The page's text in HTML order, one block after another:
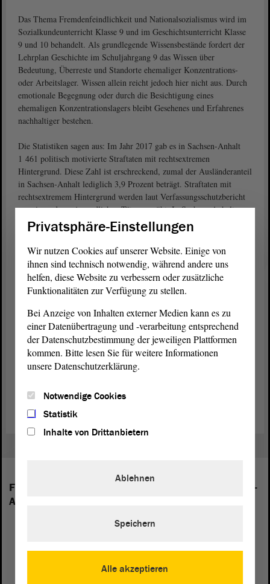
Das Thema Fremdenfeindlichkeit und Nationalsozialismus wird im
Sozialkundeunterricht Klasse 9 und im Geschichtsunterricht Klasse
9 und 10 behandelt. Als grundlegende Wissensbestände fordert der
Lehrplan Geschichte im Schuljahrgang 9 das Wissen über
Bedeutung, Überreste und Standorte ehemaliger Konzentrations-
oder Arbeitslager. Wissen allein reicht jedoch hier nicht aus. Durch
emotionale Begegnung oder durch die Besichtigung eines
ehemaligen Konzentrationslagers bleibt Gesehenes und Erfahrenes
nachhaltiger bestehen.
Die Statistiken sagen aus: Im Jahr 2017 gab es in Sachsen-Anhalt
1 461 politisch motivierte Straftaten mit rechtsextremen
Hintergrund. Diese Zahl ist erschreckend, zumal der Ausländeranteil
in Sachsen-Anhalt lediglich 3,9 Prozent beträgt. Straftaten mit
rechtsextremem Hintergrund werden laut Verfassungsschutzbericht
vorwiegend von jugendlichen Tätern verübt. In Sachsen-Anhalt
lernen in den weiterführenden Schulen im Sekundarbereich laut
Bildungsbericht über 100 000 Schüler.
Wir beantragen, dass der Besuch eines ehemaligen
Konzentrationslagers als Pflichtexkursion in Klasse 9 durchzuführen
ist, um den Heranwachsenden die Grausamkeiten des
Nationalsozialismus eindrucksvoll darzustellen. Aufkeimendes
rechtsextremes und antisemitisches Gedankengut muss so früh wie
möglich im Keim erstickt werden. Aufklärung über die
Geschehnisse im Dritten Reich ist die Voraussetzung für ein
weltoffenes und demokratisches Denken.
Antrag der Fraktion Lessing-Ganztags- und
Gemeinschaftsschule Salzwedel (PDF; 9.25 KB)
Folgende Fraktionen sind im Landtag von Sachsen-
Anhalt vertreten:
Privatsphäre-Einstellungen
Wir nutzen Cookies auf unserer Website. Einige von
ihnen sind technisch notwendig, während andere uns
helfen, diese Website zu verbessern oder zusätzliche
Funktionalitäten zur Verfügung zu stellen.
Bei Anzeige von Inhalten externer Medien kann es zu
einer Datenübertragung und -verarbeitung entsprechend
der Datenschutzbestimmung der jeweiligen Plattformen
kommen. Bitte lesen Sie für weitere Informationen
unsere Datenschutzerklärung.
Notwendige Cookies
Statistik
Inhalte von Drittanbietern
Alle akzeptieren
Ablehnen
Speichern